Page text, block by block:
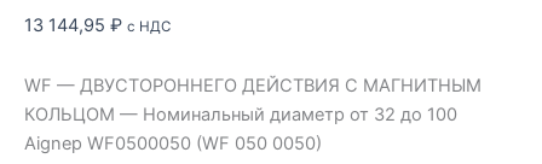
13 144,95 ₽ с НДС
WF — ДВУСТОРОННЕГО ДЕЙСТВИЯ С МАГНИТНЫМ
КОЛЬЦОМ — Номинальный диаметр от 32 до 100
Aignep WF0500050 (WF 050 0050)